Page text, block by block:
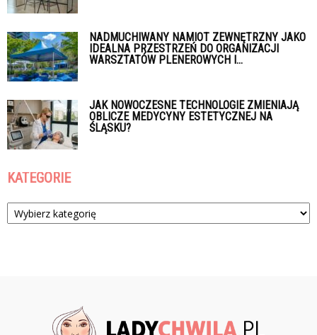
NADMUCHIWANY NAMIOT ZEWNĘTRZNY JAKO
IDEALNA PRZESTRZEŃ DO ORGANIZACJI
WARSZTATÓW PLENEROWYCH I...
JAK NOWOCZESNE TECHNOLOGIE ZMIENIAJĄ
OBLICZE MEDYCYNY ESTETYCZNEJ NA
ŚLĄSKU?
KATEGORIE
Kategorie